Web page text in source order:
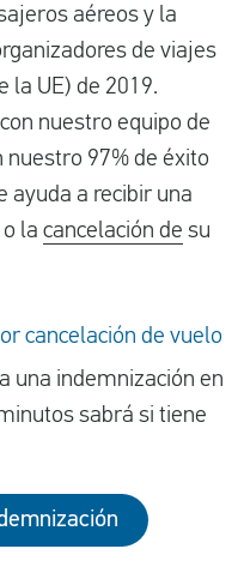
aéreos y la
de viajes
la UE) de 2019.
nuestro equipo de
97% de éxito
ayuda a recibir una
o la cancelación de su
cancelación de vuelo
una indemnización en
sabrá si tiene